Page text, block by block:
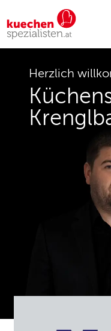
Herzlich